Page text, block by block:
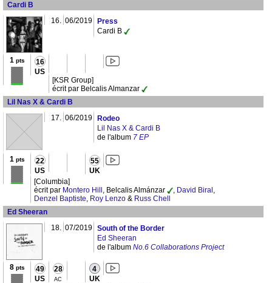
Cardi B
16. 06/2019
Press
Cardi B
1 pts 16
US
[KSR Group]
écrit par Belcalis Almanzar
Lil Nas X & Cardi B
17. 06/2019
Rodeo
Lil Nas X & Cardi B
de l'album 7 EP
1 pts 22
US
55
UK
[Columbia]
écrit par Montero Hill , Belcalis Almánzar , David Biral ,
Denzel Baptiste, Roy Lenzo & Russ Chell
Ed Sheeran
18. 07/2019 South of the Border
Ed Sheeran
de l'album No.6 Collaborations Project
8pts 49
US
28
AC
4
UK